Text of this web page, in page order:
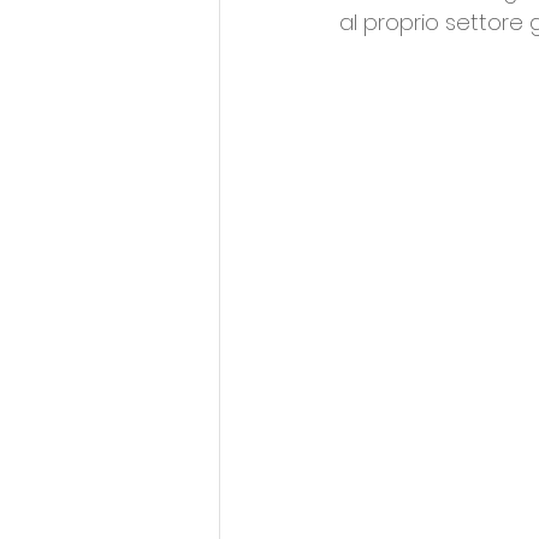
al proprio settore